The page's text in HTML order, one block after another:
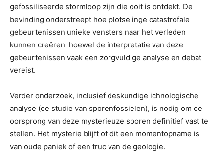
gefossiliseerde stormloop zijn die ooit is ontdekt. De
bevinding onderstreept hoe plotselinge catastrofale
gebeurtenissen unieke vensters naar het verleden
kunnen creëren, hoewel de interpretatie van deze
gebeurtenissen vaak een zorgvuldige analyse en debat
vereist.
Verder onderzoek, inclusief deskundige ichnologische
analyse (de studie van sporenfossielen), is nodig om de
oorsprong van deze mysterieuze sporen definitief vast te
stellen. Het mysterie blijft of dit een momentopname is
van oude paniek of een truc van de geologie.